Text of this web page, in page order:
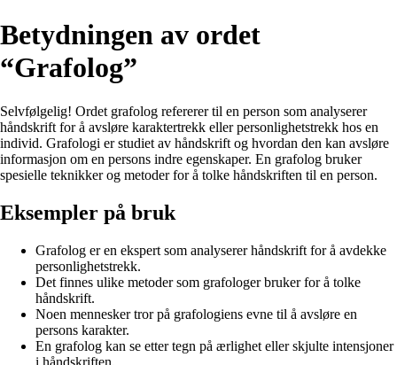
Betydningen av ordet
“Grafolog”
Selvfølgelig! Ordet grafolog refererer til en person som analyserer
håndskrift for å avsløre karaktertrekk eller personlighetstrekk hos en
individ. Grafologi er studiet av håndskrift og hvordan den kan avsløre
informasjon om en persons indre egenskaper. En grafolog bruker
spesielle teknikker og metoder for å tolke håndskriften til en person.
Eksempler på bruk
Grafolog er en ekspert som analyserer håndskrift for å avdekke
personlighetstrekk.
Det finnes ulike metoder som grafologer bruker for å tolke
håndskrift.
Noen mennesker tror på grafologiens evne til å avsløre en
persons karakter.
En grafolog kan se etter tegn på ærlighet eller skjulte intensjoner
i håndskriften.